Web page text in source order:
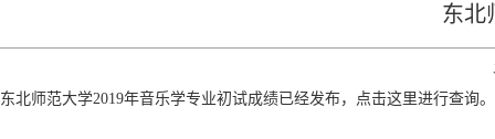
东北
东北师范大学2019年音乐学专业初试成绩已经发布， 点击这里进行查询。